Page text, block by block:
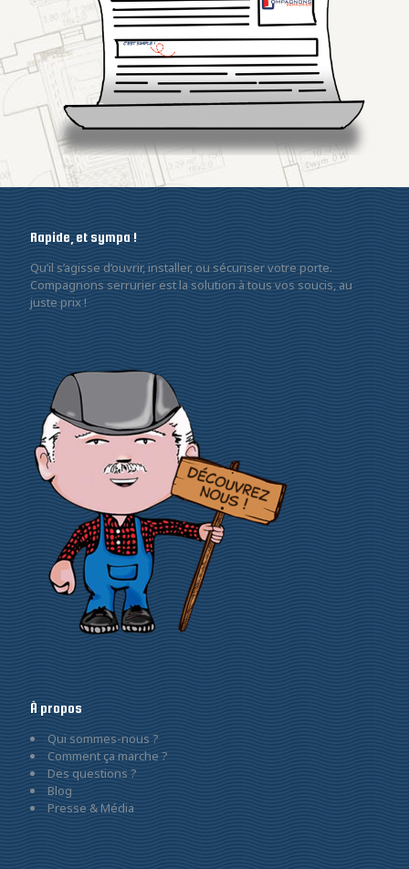
Rapide, et sympa !
Qu’il s’agisse d’ouvrir, installer, ou sécuriser votre porte.
Compagnons serrurier est la solution à tous vos soucis, au
juste prix !
À propos
Qui sommes-nous ?
Comment ça marche ?
Des questions ?
Blog
Presse & Média